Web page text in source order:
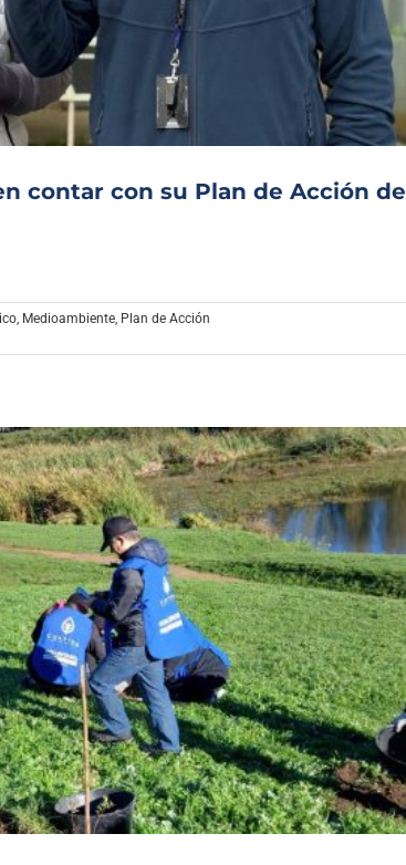
Archivo Sonoro
contar con su Plan de Acción de
, Medioambiente, Plan de Acción